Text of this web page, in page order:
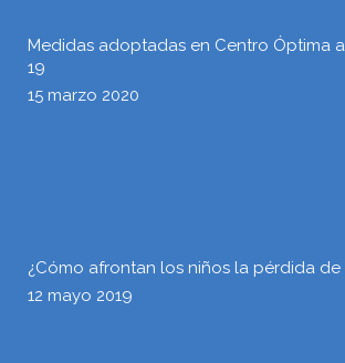
Medidas adoptadas en Centro Óptima
19
15 marzo 2020
¿Cómo afrontan los niños la pérdida de
12 mayo 2019